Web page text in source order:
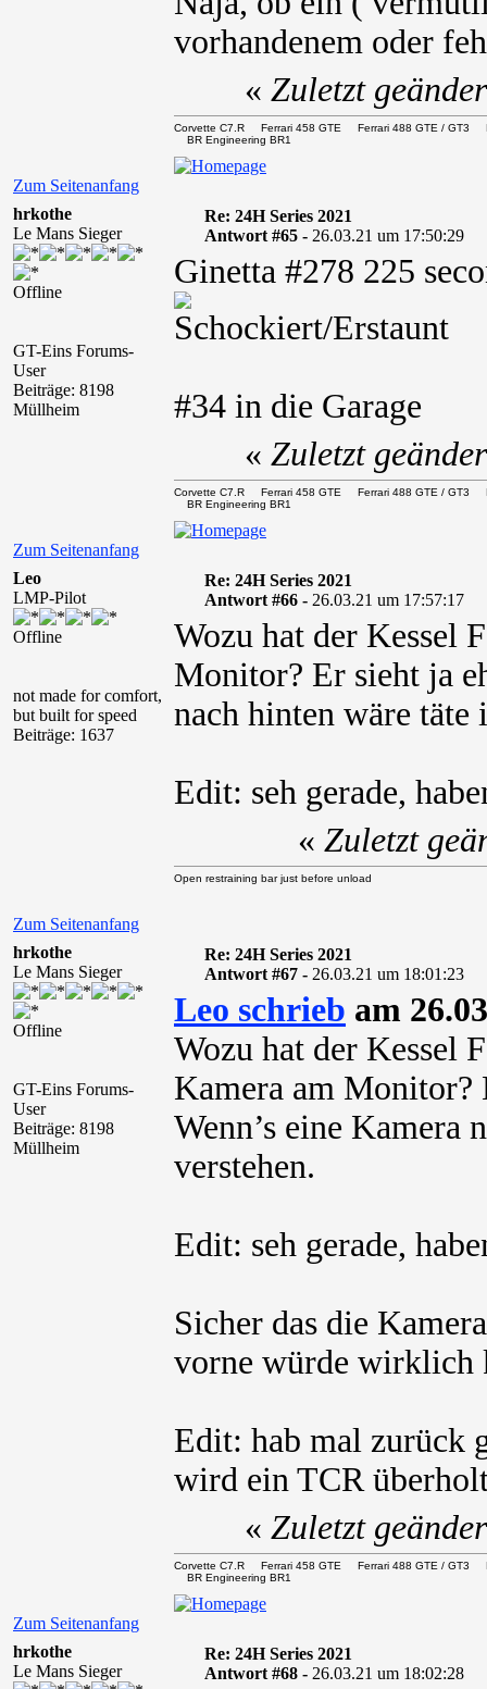
vorhandenem oder
Zum Seitenanfang
« Zuletzt
Corvette C7.R Ferrari 458 GTE Ferrari 488 GTE /
BR Engineering BR1
hrkothe
Le Mans Sieger
Offline
GT-Eins Forums-
User
Beiträge: 8198
Müllheim
Re: 24H Series 2021
Antwort #65 - 26.03.21 um 17:50:29
Ginetta #278 225
#34 in die Garage
Zum Seitenanfang
« Zuletzt
Corvette C7.R Ferrari 458 GTE Ferrari 488 GTE /
BR Engineering BR1
Leo
LMP-Pilot
Offline
not made for comfort,
but built for speed
Beiträge: 1637
Re: 24H Series 2021
Antwort #66 - 26.03.21 um 17:57:17
Wozu hat der Kessel
Monitor? Er sieht ja
nach hinten wäre täte
Edit: seh gerade,
Zum Seitenanfang
« Zuletzt
Open restraining bar just before unload
hrkothe
Le Mans Sieger
Offline
GT-Eins Forums-
User
Beiträge: 8198
Müllheim
Re: 24H Series 2021
Antwort #67 - 26.03.21 um 18:01:23
Leo schrieb am
Wozu hat der Kessel
Kamera am
Wenn’s eine Kamera
verstehen.
Edit: seh gerade,
Sicher das die
vorne würde wirklich
Edit: hab mal zurück
wird ein TCR
Zum Seitenanfang
« Zuletzt
Corvette C7.R Ferrari 458 GTE Ferrari 488 GTE /
BR Engineering BR1
hrkothe
Le Mans Sieger
Re: 24H Series 2021
Antwort #68 - 26.03.21 um 18:02:28